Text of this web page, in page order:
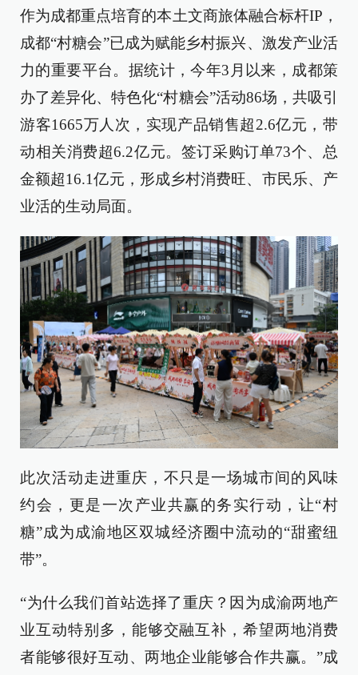
作为成都重点培育的本土文商旅体融合标杆IP，
成都“村糖会”已成为赋能乡村振兴、激发产业活
力的重要平台。据统计，今年3月以来，成都策
办了差异化、特色化“村糖会”活动86场，共吸引
游客1665万人次，实现产品销售超2.6亿元，带
动相关消费超6.2亿元。签订采购订单73个、总
金额超16.1亿元，形成乡村消费旺、市民乐、产
业活的生动局面。
此次活动走进重庆，不只是一场城市间的风味
约会，更是一次产业共赢的务实行动，让“村
糖”成为成渝地区双城经济圈中流动的“甜蜜纽
带”。
“为什么我们首站选择了重庆？因为成渝两地产
业互动特别多，能够交融互补，希望两地消费
者能够很好互动、两地企业能够合作共赢。”成